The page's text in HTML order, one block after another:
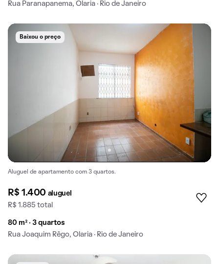
Rua Paranapanema, Olaria · Rio de Janeiro
Baixou o preço
Aluguel de apartamento com 3 quartos.
R$ 1.400 aluguel
R$ 1.885 total
80 m² · 3 quartos
Rua Joaquim Rêgo, Olaria · Rio de Janeiro